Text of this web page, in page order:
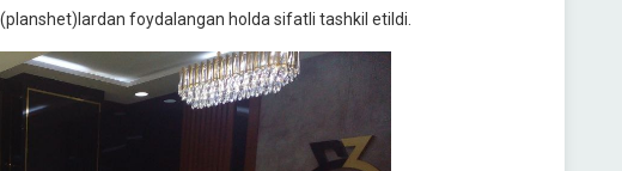
foydalangan holda sifatli tashkil etildi.